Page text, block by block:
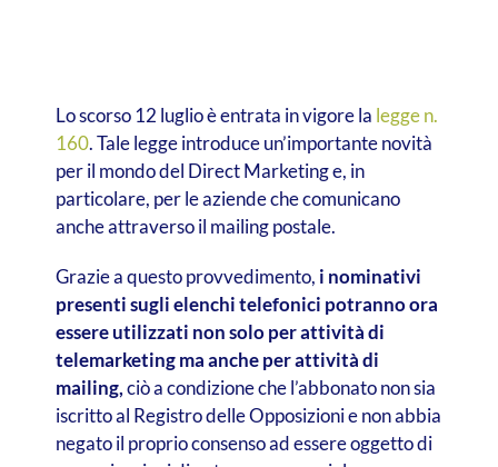
Lo scorso 12 luglio è entrata in vigore la legge n.
160. Tale legge introduce un’importante novità
per il mondo del Direct Marketing e, in
particolare, per le aziende che comunicano
anche attraverso il mailing postale.
Grazie a questo provvedimento, i nominativi
presenti sugli elenchi telefonici potranno ora
essere utilizzati non solo per attività di
telemarketing ma anche per attività di
mailing,ciò a condizione che l’abbonato non sia
iscritto al Registro delle Opposizioni e non abbia
negato il proprio consenso ad essere oggetto di